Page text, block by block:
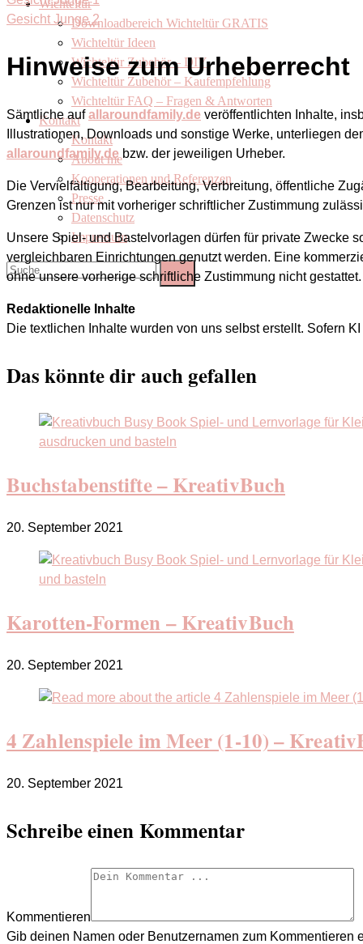
Wichteltür
Downloadbereich Wichteltür GRATIS
Wichteltür Ideen
Wichteltür Zubehör – DIY
Wichteltür Zubehör – Kaufempfehlung
Wichteltür FAQ – Fragen & Antworten
Kontakt
Kontakt
About me
Kooperationen und Referenzen
Presse
Datenschutz
Impressum
Gesicht Junge 2
Hinweise zum Urheberrecht
Sämtliche aufallaroundfamily.de veröffentlichten Inhalte,
Illustrationen, Downloads und sonstige Werke, unterliegen
allaroundfamily.de bzw. der jeweiligen Urheber.
Die Vervielfältigung, Bearbeitung, Verbreitung, öffentliche
Grenzen ist nur mit vorheriger schriftlicher Zustimmung
Unsere Spiel- und Bastelvorlagen dürfen für private Zwecke
vergleichbaren Einrichtungen genutzt werden. Eine
ohne unsere vorherige schriftliche Zustimmung nicht gestattet.
Redaktionelle Inhalte
Die textlichen Inhalte wurden von uns selbst erstellt. Sofern
Das könnte dir auch gefallen
Buchstabenstifte – KreativBuch
20. September 2021
Karotten-Formen – KreativBuch
20. September 2021
4 Zahlenspiele im Meer (1-10) –
20. September 2021
Schreibe einen Kommentar
Kommentieren
Gib deinen Namen oder Benutzernamen zum Kommentieren